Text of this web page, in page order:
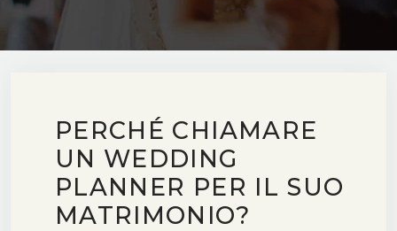
PERCHÉ CHIAMARE
UN WEDDING
PLANNER PER IL SUO
MATRIMONIO?